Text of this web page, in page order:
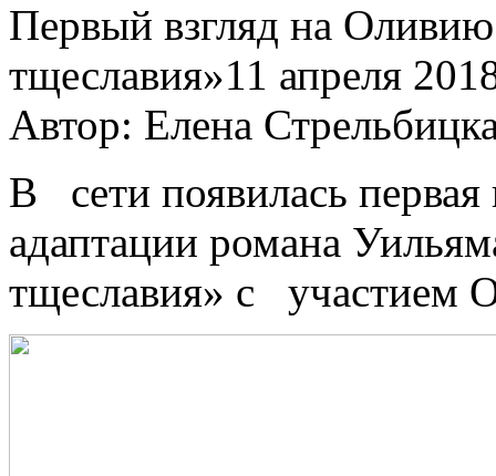
Пeрвый взгляд нa
тщеславия»11 апреля
Автор: Елена
В сети появилась
адаптации романа
тщеславия» с участием